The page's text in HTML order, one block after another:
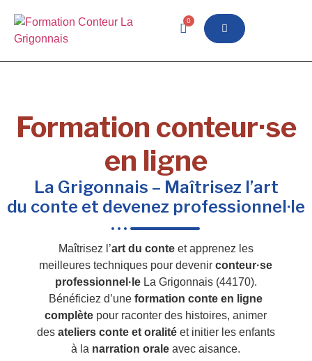
0
Formation conteur·se
en ligne
La Grigonnais – Maîtrisez l’art
du conte et devenez professionnel·le
Maîtrisez l’art du conteet apprenez les
meilleures techniques pour devenirconteur·se
professionnel·leLa Grigonnais (44170).
Bénéficiez d’uneformation conte en ligne
complète pour raconter des histoires, animer
des ateliers conte et oralitéet initier les enfants
à la narration orale avec aisance.